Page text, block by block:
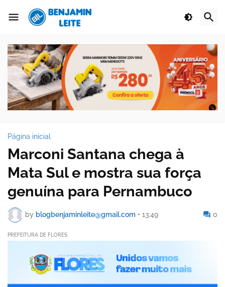
Página inicial
Marconi Santana chega à
Mata Sul e mostra sua força
genuína para Pernambuco
by blogbenjaminleite@gmail.com • 13:49 0
PREFEITURA DE FLORES